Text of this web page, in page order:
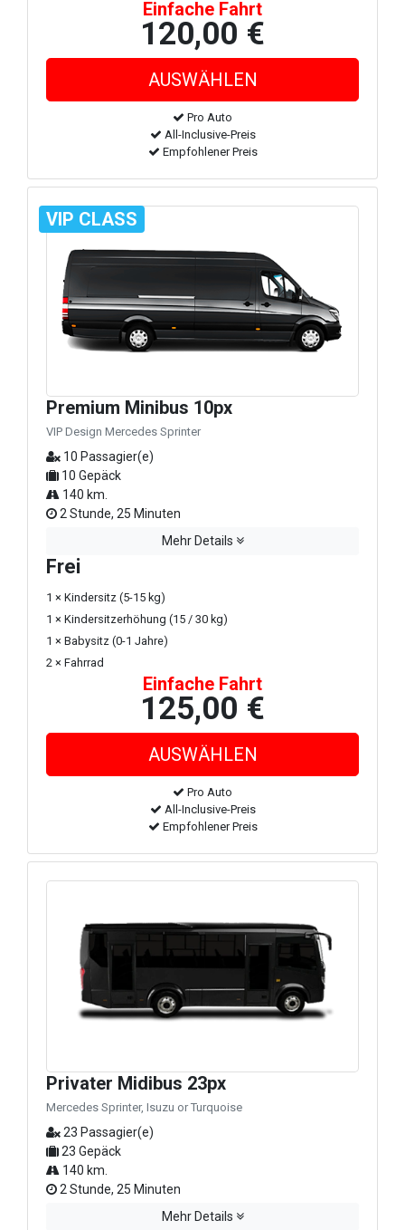
Einfache Fahrt
120,00 €
Pro Auto
All-Inclusive-Preis
Empfohlener Preis
VIP CLASS
Premium Minibus 10px
VIP Design Mercedes Sprinter
10 Passagier(e)
10 Gepäck
140 km.
2 Stunde, 25 Minuten
Mehr Details
Frei
1 × Kindersitz (5-15 kg)
1 × Kindersitzerhöhung (15 / 30 kg)
1 × Babysitz (0-1 Jahre)
2 × Fahrrad
Einfache Fahrt
125,00 €
Pro Auto
All-Inclusive-Preis
Empfohlener Preis
Privater Midibus 23px
Mercedes Sprinter, Isuzu or Turquoise
23 Passagier(e)
23 Gepäck
140 km.
2 Stunde, 25 Minuten
Mehr Details